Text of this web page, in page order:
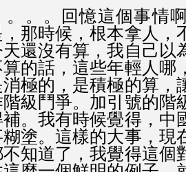
。。。回憶這個事情
那時候，根本拿人，
還沒有算，我自己以
的話，這些年輕人哪
極的，是積極的算，
級鬥爭。加引號的階
。我有時候覺得，中
塗。這樣的大事，現
知道了，我覺得這個